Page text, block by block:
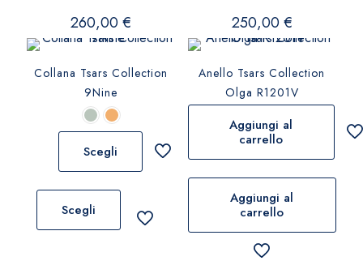
260,00€
Collana Tsars Collection
9Nine
Scegli
Scegli
250,00€
Anello Tsars Collection
Olga R1201V
Aggiungi al
carrello
Aggiungi al
carrello